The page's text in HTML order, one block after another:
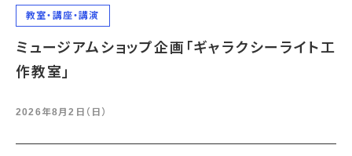
教室・講座・講演
ミュージアムショップ企画「ギャラクシーライト工
作教室」
2026年8月2日（日）